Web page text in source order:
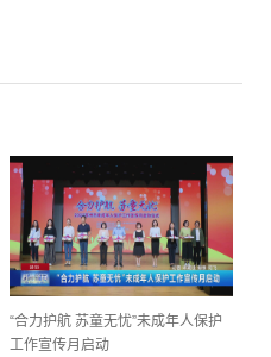
“合力护航 苏童无忧”未成年人保护
工作宣传月启动